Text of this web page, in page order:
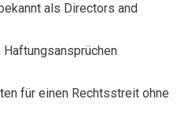
als Directors and
für einen Rechtsstreit ohne